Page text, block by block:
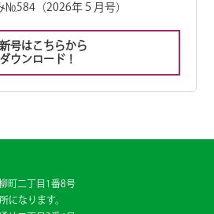
№584（2026年５月号）
号はこちらから
ダウンロード！
町二丁目1番8号
になります。